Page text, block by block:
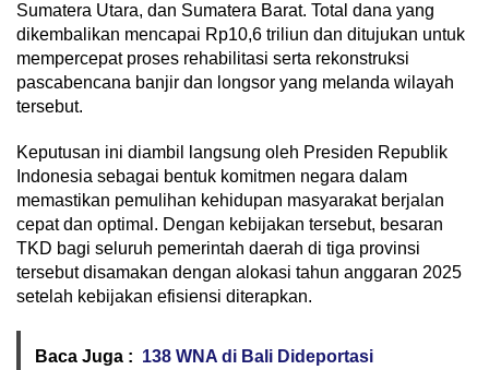
Sumatera Utara, dan Sumatera Barat. Total dana yang
dikembalikan mencapai Rp10,6 triliun dan ditujukan untuk
mempercepat proses rehabilitasi serta rekonstruksi
pascabencana banjir dan longsor yang melanda wilayah
tersebut.
Keputusan ini diambil langsung oleh Presiden Republik
Indonesia sebagai bentuk komitmen negara dalam
memastikan pemulihan kehidupan masyarakat berjalan
cepat dan optimal. Dengan kebijakan tersebut, besaran
TKD bagi seluruh pemerintah daerah di tiga provinsi
tersebut disamakan dengan alokasi tahun anggaran 2025
setelah kebijakan efisiensi diterapkan.
Baca Juga : 138 WNA di Bali Dideportasi